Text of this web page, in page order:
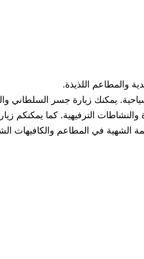
والمطاعم اللذيذة.
يمكنك زيارة جسر السلطاني
الترفيهية. كما يمكنكم
الشهية في المطاعم والكافيهات